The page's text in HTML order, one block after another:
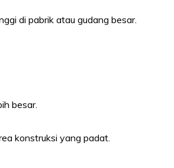
di pabrik atau gudang besar.
besar.
konstruksi yang padat.